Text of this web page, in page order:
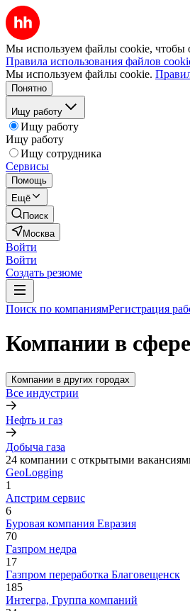
Мы используем файлы cookie, чтобы
Правила использования файлов
Мы используем файлы cookie.
Понятно
Ищу работу
Ищу работу
Ищу работу
Ищу сотрудника
Сервисы
Помощь
Ещё
Поиск
Москва
Войти
Войти
Создать резюме
Поиск по компаниямРегистрация
Компании в
Компании в других городах
Все индустрии
Нефть и газ
Добыча газа
24 компании с открытыми
GeoLogging
1
Апстрим сервис
6
Буровая компания Евразия
70
Газпром недра
17
Газпром переработка Благовещенск
185
Интегра, Группа компаний